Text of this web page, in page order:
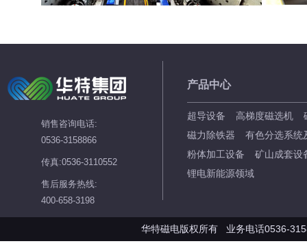
销售咨询电话:
0536-3158866
传真:0536-3110552
售后服务热线:
400-658-3198
产品中心
超导设备 高梯度磁选机
磁力除铁器
有色分选系统
粉体加工设备
矿山成套设
锂电新能源领域
华特磁电版权所有 业务电话0536-